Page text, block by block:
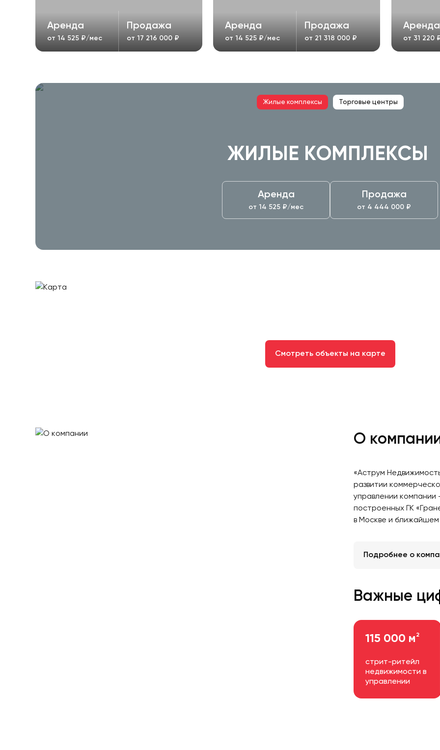
Аренда
от 14 525 ₽/мес
Продажа
от 17 216 000 ₽
Аренда
от14 525 ₽/мес
Продажа
от 21 318 000 ₽
Аренда
от 31 220
ЖИЛЫЕ КОМПЛЕКСЫ
Аренда
от 14 525 ₽/мес
Продажа
от 4 444 000 ₽
Жилые комплексы Торговые центры
Смотреть объекты на карте
О
«Аструм
развитии
управлении
построенных ГК
в Москве и
Подробнее о
Важные
115 000 м 2
стрит-ритейл
недвижимости в
управлении